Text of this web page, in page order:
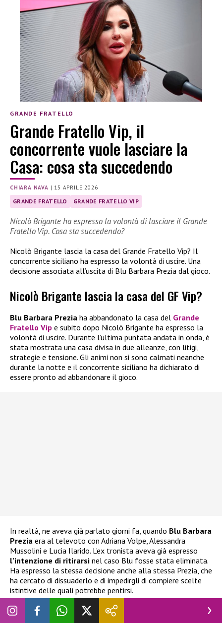
GRANDE FRATELLO
Grande Fratello Vip, il
concorrente vuole lasciare la
Casa: cosa sta succedendo
CHIARA NAVA | 15 APRILE 2026
GRANDE FRATELLO GRANDE FRATELLO VIP
Nicolò Brigante ha espresso la volontà di lasciare il Grande
Fratello Vip. Cosa sta succedendo?
Nicolò Brigante lascia la casa del Grande Fratello Vip? Il
concorrente siciliano ha espresso la volontà di uscire. Una
decisione associata all’uscita di Blu Barbara Prezia dal gioco.
Nicolò Brigante lascia la casa del GF Vip?
Blu Barbara Prezia ha abbandonato la casa del Grande
Fratello Vip e subito dopo Nicolò Brigante ha espresso la
volontà di uscire. Durante l’ultima puntata andata in onda, è
stata mostrata una casa divisa in due alleanze, con litigi,
strategie e tensione. Gli animi non si sono calmati neanche
durante la notte e il concorrente siciliano ha dichiarato di
essere pronto ad abbandonare il gioco.
In realtà, ne aveva già parlato giorni fa, quando Blu Barbara
Prezia era al televoto con Adriana Volpe, Alessandra
Mussolini e Lucia Ilarido. L’ex tronista aveva già espresso
l’intenzione di ritirarsi nel caso Blu fosse stata eliminata.
Ha espresso la stessa decisione anche alla stessa Prezia, che
ha cercato di dissuaderlo e di impedirgli di compiere scelte
istintive delle quali potrebbe pentirsi.
Grande Fratello Vip, Nicolò Brigante vuole